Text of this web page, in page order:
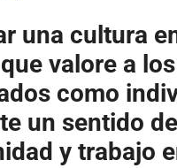
una cultura
valore a los
como
un sentido de
y trabajo